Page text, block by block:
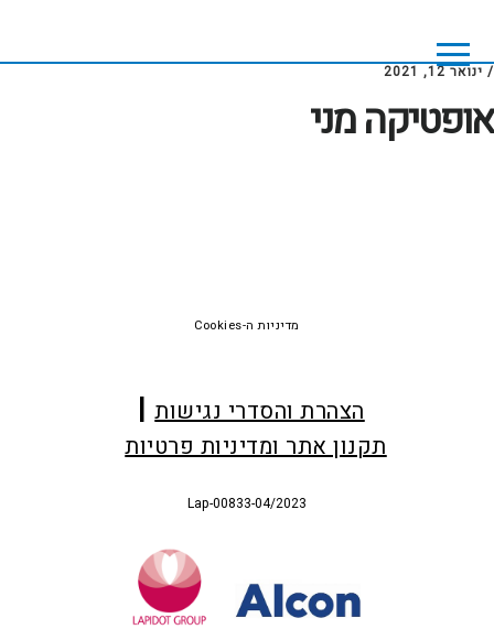
main
content
footer
/ ינואר 12, 2021
אופטיקה מני
הצהרת והסדרי נגישות
תקנון אתר ומדיניות פרטיות
Lap-00833-04/2023
מדיניות ה-Cookies